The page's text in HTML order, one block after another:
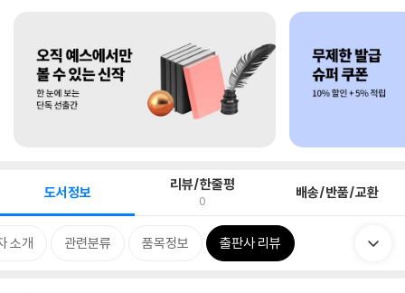
도서정보 리뷰/한줄평
0 배송/반품/교환
소개 관련분류 품목정보 출판사 리뷰